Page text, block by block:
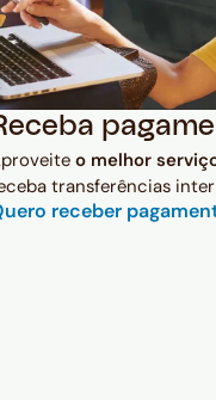
o melhor
transferências
receber